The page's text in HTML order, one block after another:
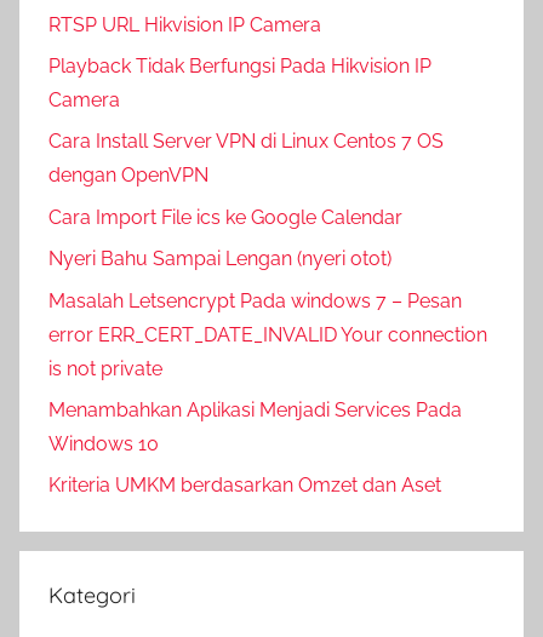
RTSP URL Hikvision IP Camera
Playback Tidak Berfungsi Pada Hikvision IP
Camera
Cara Install Server VPN di Linux Centos 7 OS
dengan OpenVPN
Cara Import File ics ke Google Calendar
Nyeri Bahu Sampai Lengan (nyeri otot)
Masalah Letsencrypt Pada windows 7 – Pesan
error ERR_CERT_DATE_INVALID Your connection
is not private
Menambahkan Aplikasi Menjadi Services Pada
Windows 10
Kriteria UMKM berdasarkan Omzet dan Aset
Kategori